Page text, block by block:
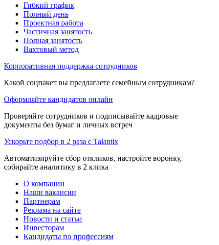
Гибкий график
Полный день
Проектная работа
Частичная занятость
Полная занятость
Вахтовый метод
Корпоративная поддержка сотрудников
Какой соцпакет вы предлагаете семейным сотрудникам?
Оформляйте кандидатов онлайн
Проверяйте сотрудников и подписывайте кадровые
документы без бумаг и личных встреч
Ускорьте подбор в 2 раза с Talantix
Автоматизируйте сбор откликов, настройте воронку,
собирайте аналитику в 2 клика
О компании
Наши вакансии
Партнерам
Реклама на сайте
Новости и статьи
Инвесторам
Кандидаты по профессиям